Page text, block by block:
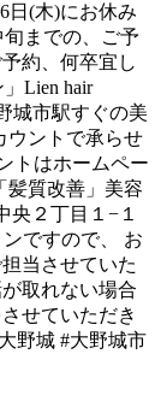
日(木)にお休み
旬までの、ご予
約、何卒宜し
Lien hair
城市駅すぐの美
ントで承らせ
トはホームペー
髪質改善」美容
央２丁目１−１
ですので、 お
当させていた
取れない場合
せていただき
野城 #大野城市